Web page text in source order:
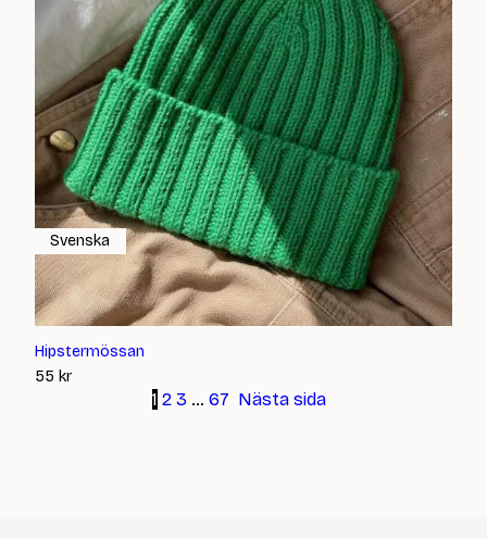
Hipstermössan
55 kr
Svenska
1 2 3 … 67 Nästa sida